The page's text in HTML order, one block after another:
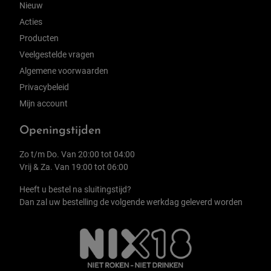
Nieuw
Acties
Producten
Veelgestelde vragen
Algemene voorwaarden
Privacybeleid
Mijn account
Openingstijden
Zo t/m Do. Van 20:00 tot 04:00
Vrij & Za. Van 19:00 tot 06:00
Heeft u bestel na sluitingstijd?
Dan zal uw bestelling de volgende werkdag geleverd worden